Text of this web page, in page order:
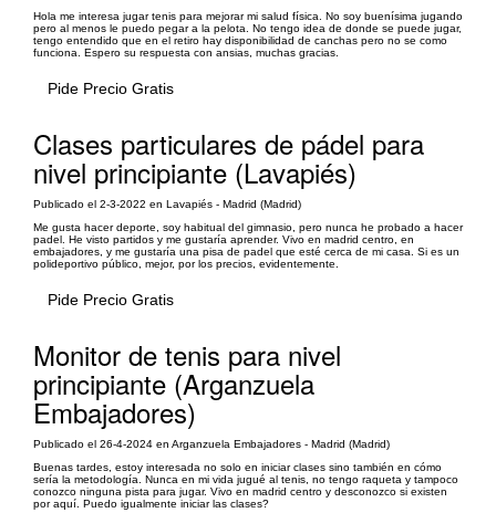
Hola me interesa jugar tenis para mejorar mi salud física. No soy buenísima jugando
pero al menos le puedo pegar a la pelota. No tengo idea de donde se puede jugar,
tengo entendido que en el retiro hay disponibilidad de canchas pero no se como
funciona. Espero su respuesta con ansias, muchas gracias.
Pide Precio Gratis
Clases particulares de pádel para
nivel principiante (Lavapiés)
Publicado el 2-3-2022 en Lavapiés - Madrid (Madrid)
Me gusta hacer deporte, soy habitual del gimnasio, pero nunca he probado a hacer
padel. He visto partidos y me gustaría aprender. Vivo en madrid centro, en
embajadores, y me gustaría una pisa de padel que esté cerca de mi casa. Si es un
polideportivo público, mejor, por los precios, evidentemente.
Pide Precio Gratis
Monitor de tenis para nivel
principiante (Arganzuela
Embajadores)
Publicado el 26-4-2024 en Arganzuela Embajadores - Madrid (Madrid)
Buenas tardes, estoy interesada no solo en iniciar clases sino también en cómo
sería la metodología. Nunca en mi vida jugué al tenis, no tengo raqueta y tampoco
conozco ninguna pista para jugar. Vivo en madrid centro y desconozco si existen
por aquí. Puedo igualmente iniciar las clases?